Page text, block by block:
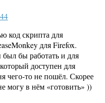
код скрипта для
для Firefox.
бы работать и для
доступен для
чего-то не пошёл. Скорее
могу в нём «готовить» ))